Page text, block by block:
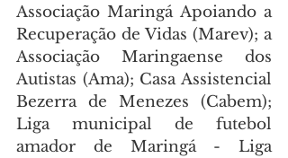
Associação Maringá Apoiando a
Recuperação de Vidas (Marev); a
Associação Maringaense dos
Autistas (Ama); Casa Assistencial
Bezerra de Menezes (Cabem);
Liga municipal de futebol
amador de Maringá - Liga